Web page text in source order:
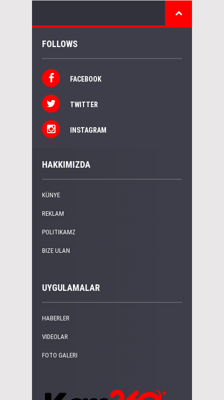
FOLLOWS
FACEBOOK
TWITTER
INSTAGRAM
HAKKIMIZDA
KÜNYE
REKLAM
POLITIKAMZ
BIZE ULAN
UYGULAMALAR
HABERLER
VIDEOLAR
FOTO GALERI